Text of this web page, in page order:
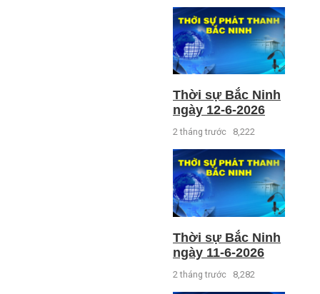
Thời sự Bắc Ninh
ngày 12-6-2026
2 tháng trước 8,222
Thời sự Bắc Ninh
ngày 11-6-2026
2 tháng trước 8,282